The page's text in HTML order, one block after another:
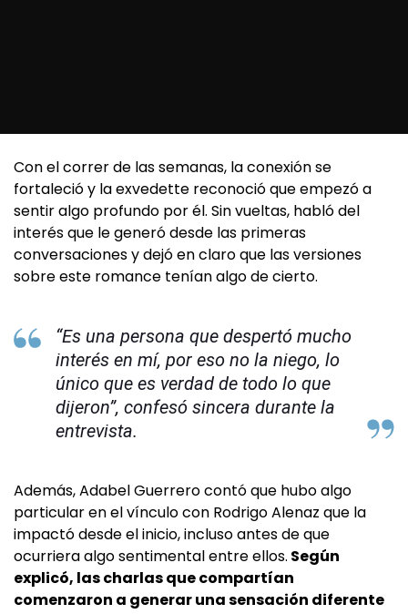
Con el correr de las semanas, la conexión se
fortaleció y la exvedette reconoció que empezó a
sentir algo profundo por él. Sin vueltas, habló del
interés que le generó desde las primeras
conversaciones y dejó en claro que las versiones
sobre este romance tenían algo de cierto.
“Es una persona que despertó mucho
interés en mí, por eso no la niego, lo
único que es verdad de todo lo que
dijeron”, confesó sincera durante la
entrevista.
Además, Adabel Guerrero contó que hubo algo
particular en el vínculo con Rodrigo Alenaz que la
impactó desde el inicio, incluso antes de que
ocurriera algo sentimental entre ellos. Según
explicó, las charlas que compartían
comenzaron a generar una sensación diferente